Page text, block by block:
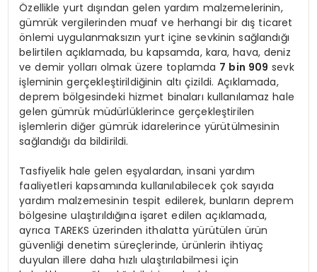
Özellikle yurt dışından gelen yardım malzemelerinin,
gümrük vergilerinden muaf ve herhangi bir dış ticaret
önlemi uygulanmaksızın yurt içine sevkinin sağlandığı
belirtilen açıklamada, bu kapsamda, kara, hava, deniz
ve demir yolları olmak üzere toplamda 7 bin 909 sevk
işleminin gerçekleştirildiğinin altı çizildi. Açıklamada,
deprem bölgesindeki hizmet binaları kullanılamaz hale
gelen gümrük müdürlüklerince gerçekleştirilen
işlemlerin diğer gümrük idarelerince yürütülmesinin
sağlandığı da bildirildi.
Tasfiyelik hale gelen eşyalardan, insani yardım
faaliyetleri kapsamında kullanılabilecek çok sayıda
yardım malzemesinin tespit edilerek, bunların deprem
bölgesine ulaştırıldığına işaret edilen açıklamada,
ayrıca TAREKS üzerinden ithalatta yürütülen ürün
güvenliği denetim süreçlerinde, ürünlerin ihtiyaç
duyulan illere daha hızlı ulaştırılabilmesi için